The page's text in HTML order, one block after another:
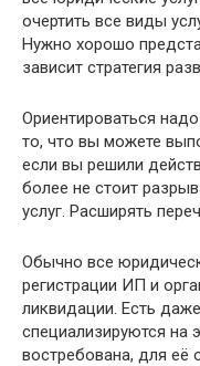
очертить все виды
Нужно хорошо
зависит стратегия
Ориентироваться
то, что вы можете
если вы решили
более не стоит
услуг. Расширять
Обычно все
регистрации ИП и
ликвидации. Есть
специализируются на
востребована, для её